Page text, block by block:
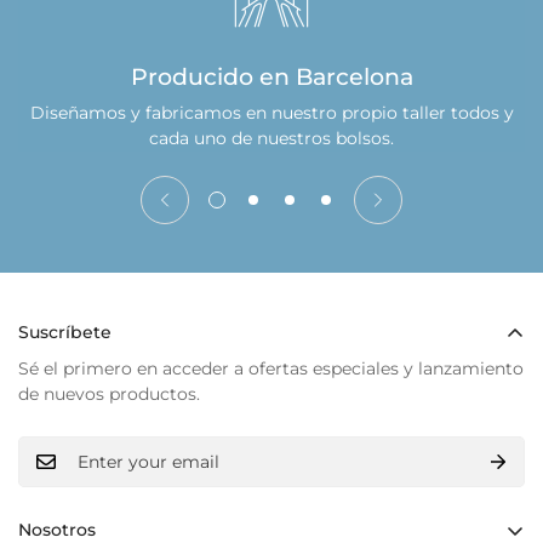
Producido en Barcelona
Diseñamos y fabricamos en nuestro propio taller todos y
cada uno de nuestros bolsos.
Nosotros
Suscríbete
Sé el primero en acceder a ofertas especiales y lanzamiento
de nuevos productos.